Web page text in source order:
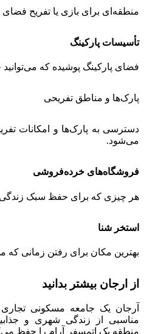
منطقه‌ای برای بازی یا تفریح فضای
تأسیسات پارکینگ
فضای پارکینگ پوشیده که
پارک‌ها و مناطق تفریحی
دسترسی به پارک‌ها و امکانات
می‌شود.
فروشگاه‌های خرده‌فروشی
هر چیزی که برای حفظ سبک زندگی
استخر شنا
بهترین مکان برای رفتن زمانی که
از ارجان بیشتر بدانید
آرجان یک جامعه مسکونی
مناسبی از زندگی شهری و
منطقه یک اتمسفر آرام را حفظ